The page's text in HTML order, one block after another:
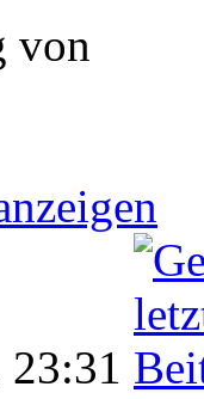
von
23:31